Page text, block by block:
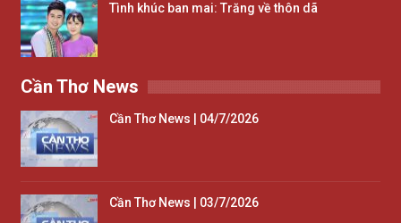
Tình khúc ban mai: Trăng về thôn dã
Cần Thơ News
Cần Thơ News | 04/7/2026
Cần Thơ News | 03/7/2026